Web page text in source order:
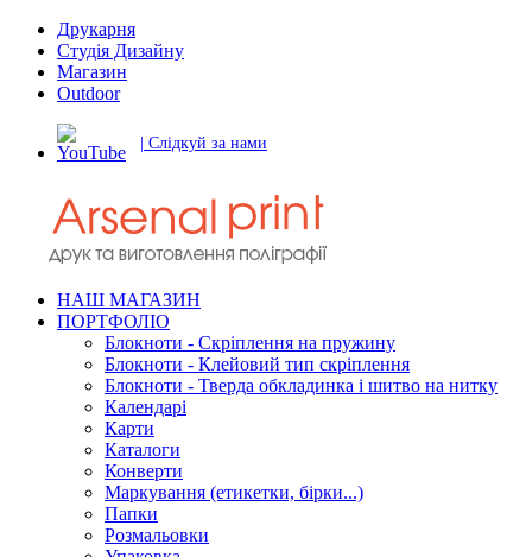
Друкарня
Студія Дизайну
Магазин
Outdoor
| Слідкуй за нами
НАШ МАГАЗИН
ПОРТФОЛІО
Блокноти - Скріплення на пружину
Блокноти - Клейовий тип скріплення
Блокноти - Тверда обкладинка і шитво на нитку
Календарі
Карти
Каталоги
Конверти
Маркування (етикетки, бірки...)
Папки
Розмальовки